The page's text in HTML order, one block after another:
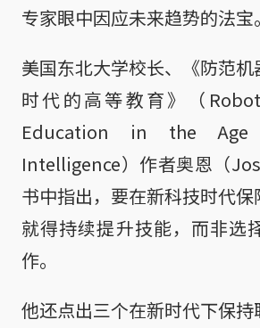
专家眼中因应未来趋势的法宝。
美国东北大学校长、《防范
时代的高等教育》（
Education in the
Intelligence）作者奥恩（
书中指出，要在新科技时代保
就得持续提升技能，而非选
作。
他还点出三个在新时代下保